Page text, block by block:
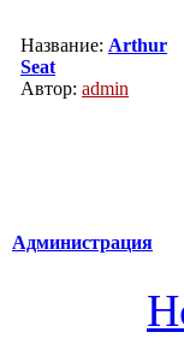
Название: Arthur
Seat
Автор: admin
Администрация